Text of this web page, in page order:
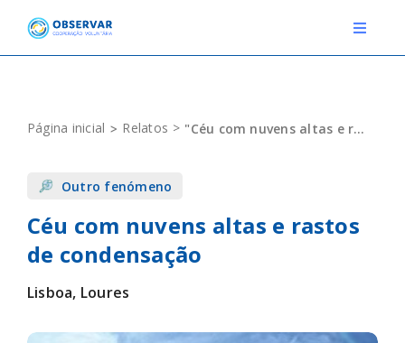
content
Toggle
EVENTOS
DEFINIÇÕES
Página inicial Relatos "Céu com nuvens altas e rastos de condensação"
Outro fenómeno
Céu com nuvens altas e rastos
de condensação
Lisboa, Loures